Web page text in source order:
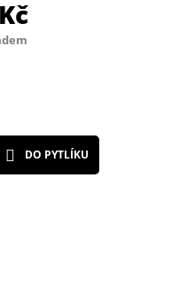
Kč
DO PYTLÍKU